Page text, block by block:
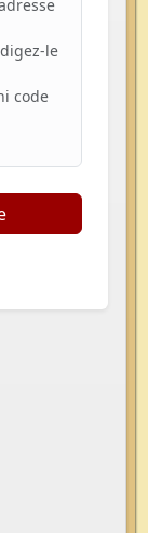
le
code